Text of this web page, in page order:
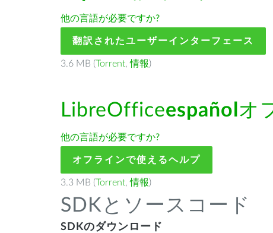
他の言語が必要ですか?
翻訳されたユーザーインターフェース
3.6 MB (Torrent,情報)
LibreOfficeespañol オ
他の言語が必要ですか?
オフラインで使えるヘルプ
3.3 MB (Torrent,情報)
SDKとソースコード
SDKのダウンロード